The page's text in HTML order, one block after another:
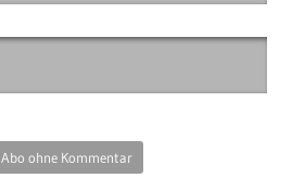
Abo ohne Kommentar